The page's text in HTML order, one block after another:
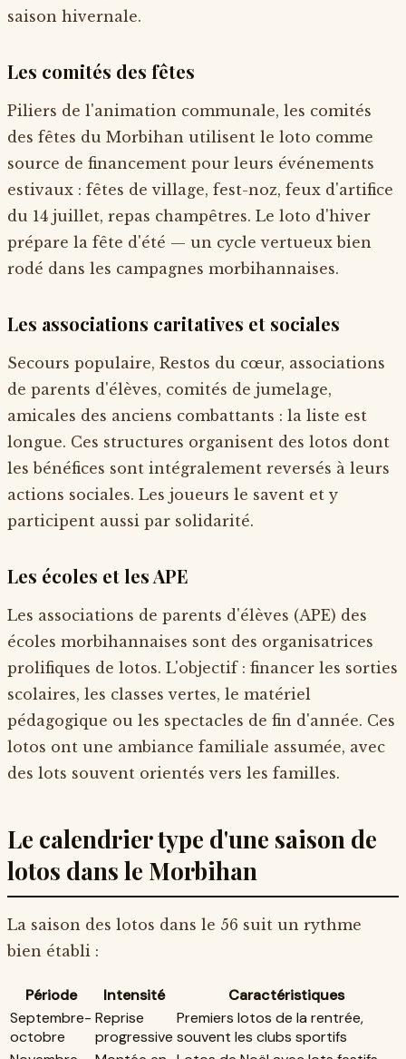
saison hivernale.
Les comités des fêtes
Piliers de l'animation communale, les comités
des fêtes du Morbihan utilisent le loto comme
source de financement pour leurs événements
estivaux : fêtes de village, fest-noz, feux d'artifice
du 14 juillet, repas champêtres. Le loto d'hiver
prépare la fête d'été — un cycle vertueux bien
rodé dans les campagnes morbihannaises.
Les associations caritatives et sociales
Secours populaire, Restos du cœur, associations
de parents d'élèves, comités de jumelage,
amicales des anciens combattants : la liste est
longue. Ces structures organisent des lotos dont
les bénéfices sont intégralement reversés à leurs
actions sociales. Les joueurs le savent et y
participent aussi par solidarité.
Les écoles et les APE
Les associations de parents d'élèves (APE) des
écoles morbihannaises sont des organisatrices
prolifiques de lotos. L'objectif : financer les sorties
scolaires, les classes vertes, le matériel
pédagogique ou les spectacles de fin d'année. Ces
lotos ont une ambiance familiale assumée, avec
des lots souvent orientés vers les familles.
Le calendrier type d'une saison de
lotos dans le Morbihan
La saison des lotos dans le 56 suit un rythme
bien établi :
Période Intensité
Caractéristiques
Septembre-
octobre
Reprise
progressive
Premiers lotos de la rentrée,
souvent les clubs sportifs